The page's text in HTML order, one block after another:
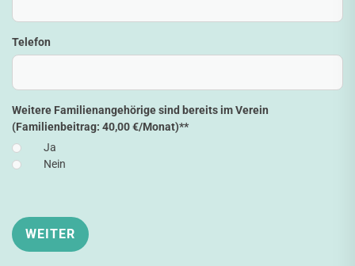
Telefon
Weitere Familienangehörige sind bereits im Verein
(Familienbeitrag: 40,00 €/Monat)**
Ja
Nein